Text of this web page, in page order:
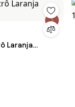
Laranja